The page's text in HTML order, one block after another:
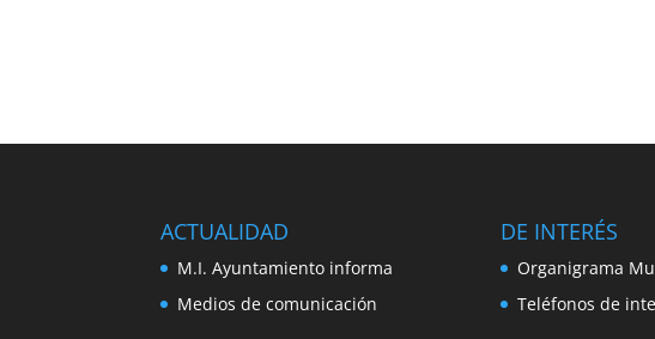
ACTUALIDAD
M.I. Ayuntamiento informa
Medios de comunicación
DE INTERÉS
Organigrama
Teléfonos de